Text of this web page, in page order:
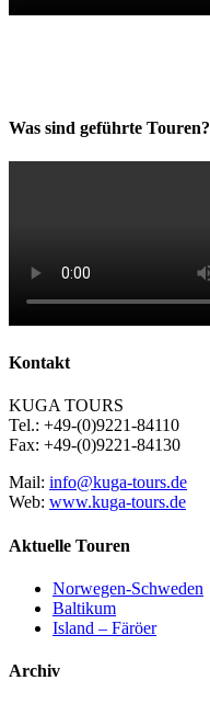
Was sind geführte Touren?
Kontakt
KUGA TOURS
Tel.: +49-(0)9221-84110
Fax: +49-(0)9221-84130
Mail: info@kuga-tours.de
Web: www.kuga-tours.de
Aktuelle Touren
Norwegen-Schweden
Baltikum
Island – Färöer
Archiv